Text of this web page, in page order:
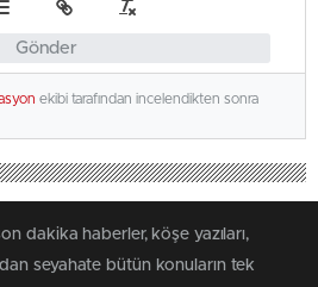
Gönder
ekibi tarafından incelendikten sonra
dakika haberler, köşe yazıları,
seyahate bütün konuların tek